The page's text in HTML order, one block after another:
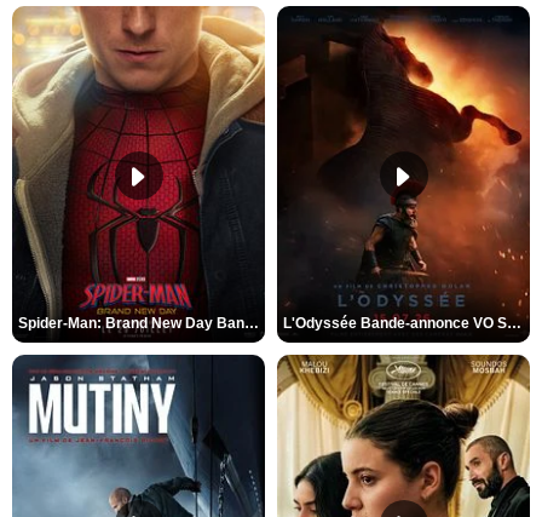
Spider-Man: Brand New Day Bande-annonce VO STFR L'Odyssée Bande-annonce VO STFR